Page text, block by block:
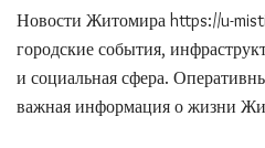
Новости Житомира https://u-
городские события,
и социальная сфера.
важная информация о жизни